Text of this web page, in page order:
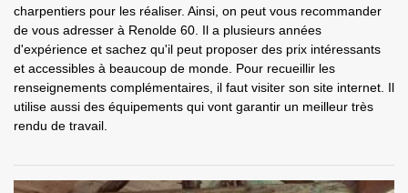
charpentiers pour les réaliser. Ainsi, on peut vous recommander
de vous adresser à Renolde 60. Il a plusieurs années
d'expérience et sachez qu'il peut proposer des prix intéressants
et accessibles à beaucoup de monde. Pour recueillir les
renseignements complémentaires, il faut visiter son site internet. Il
utilise aussi des équipements qui vont garantir un meilleur très
rendu de travail.